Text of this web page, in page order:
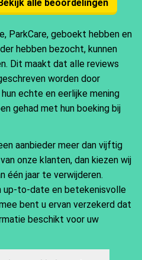
Bekijk alle beoordelingen
ParkCare, geboekt hebben en
hebben bezocht, kunnen
Dit maakt dat alle reviews
worden door
echte en eerlijke mening
gehad met hun boeking bij
aanbieder meer dan vijftig
onze klanten, dan kiezen wij
één jaar te verwijderen.
up-to-date en betekenisvolle
bent u ervan verzekerd dat
beschikt voor uw